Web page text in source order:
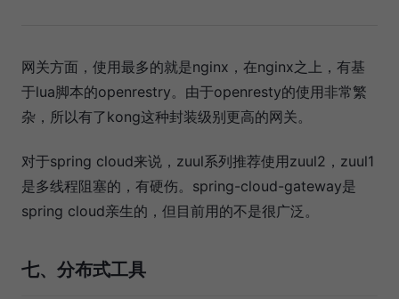
网关方面，使用最多的就是nginx，在nginx之上，有基
于lua脚本的openrestry。由于openresty的使用非常繁
杂，所以有了kong这种封装级别更高的网关。
对于spring cloud来说，zuul系列推荐使用zuul2，zuul1
是多线程阻塞的，有硬伤。spring-cloud-gateway是
spring cloud亲生的，但目前用的不是很广泛。
七、分布式工具